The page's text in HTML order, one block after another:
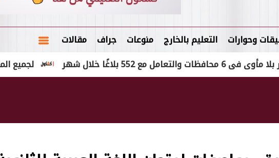
وحوارات التعليم بالخارج منوعات جراف مقالات
لجميع المؤهلات والطلبة.. 795 فرصة عمل برواتب شهر